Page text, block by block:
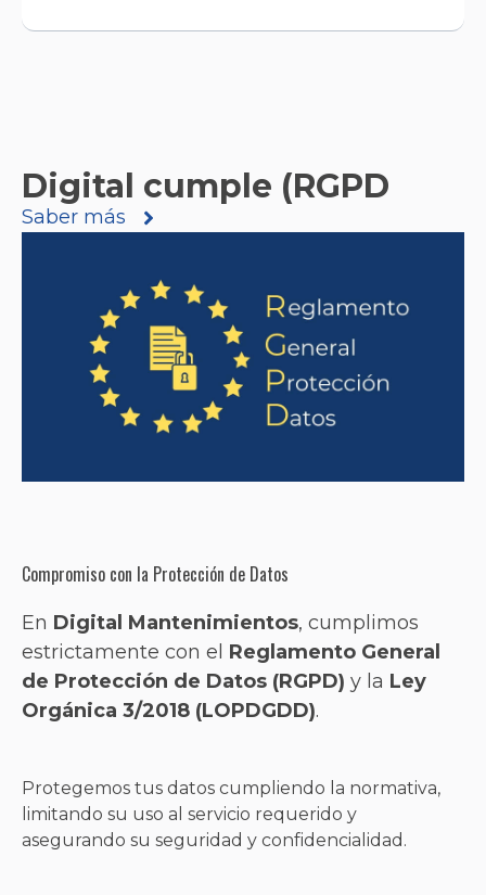
Digital cumple (RGPD
Saber más
Compromiso con la Protección de Datos
En Digital Mantenimientos, cumplimos
estrictamente con el Reglamento General
de Protección de Datos (RGPD) y la Ley
Orgánica 3/2018 (LOPDGDD).
Protegemos tus datos cumpliendo la normativa,
limitando su uso al servicio requerido y
asegurando su seguridad y confidencialidad.